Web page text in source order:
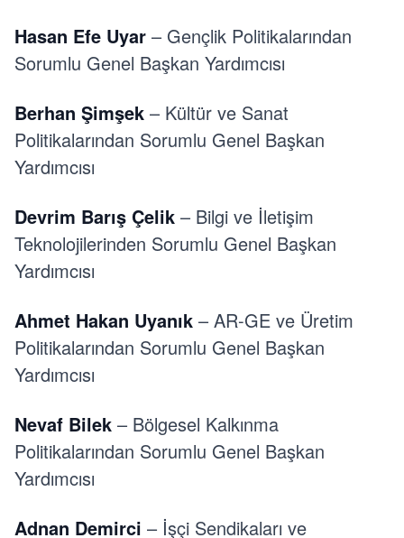
Hasan Efe Uyar – Gençlik Politikalarından
Sorumlu Genel Başkan Yardımcısı
Berhan Şimşek – Kültür ve Sanat
Politikalarından Sorumlu Genel Başkan
Yardımcısı
Devrim Barış Çelik – Bilgi ve İletişim
Teknolojilerinden Sorumlu Genel Başkan
Yardımcısı
Ahmet Hakan Uyanık – AR-GE ve Üretim
Politikalarından Sorumlu Genel Başkan
Yardımcısı
Nevaf Bilek – Bölgesel Kalkınma
Politikalarından Sorumlu Genel Başkan
Yardımcısı
Adnan Demirci – İşçi Sendikaları ve